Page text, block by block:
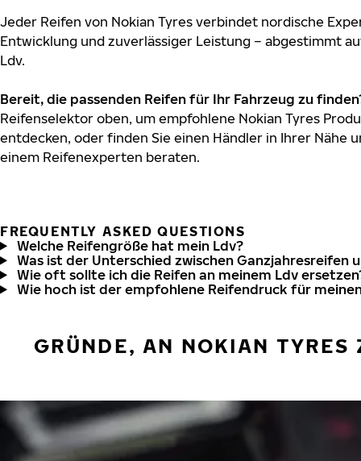
Jeder Reifen von Nokian Tyres verbindet nordische
Entwicklung und zuverlässiger Leistung – abgestimmt
Ldv.
Bereit, die passenden Reifen für Ihr Fahrzeug zu
Reifenselektor oben, um empfohlene Nokian Tyres
entdecken, oder finden Sie einen Händler in Ihrer Nähe
einem Reifenexperten beraten.
FREQUENTLY ASKED QUESTIONS
Welche Reifengröße hat mein Ldv?
Was ist der Unterschied zwischen Ganzjahresreifen
Wie oft sollte ich die Reifen an meinem Ldv
Wie hoch ist der empfohlene Reifendruck für
GRÜNDE, AN NOKIAN TYRES